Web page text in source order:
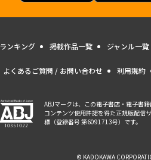
ランキング 掲載作品一覧 ジャンル一覧
よくあるご質問 / お問い合わせ 利用規約
ABJマークは、この電子書店・電子書
コンテンツ使用許諾を得た正規版配信
標（登録番号 第6091713号）です。
© KADOKAWA